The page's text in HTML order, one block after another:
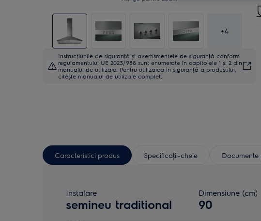
+4
Instrucţiunile de siguranţă și avertismentele de siguranţă conform
regulamentului UE 2023/988 sunt enumerate în capitolele 1 și 2 din
manualul de utilizare. Pentru utilizarea în siguranţă a produsului,
citește manualul de utilizare complet.
Caracteristici produs Specificaţii-cheie Documente
Instalare
semineu traditional
Dimensiune (cm)
90